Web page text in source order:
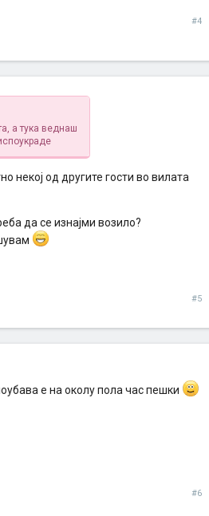
#4
а тука веднаш
некој од другите гости во вилата
да се изнајми возило?
#5
е на околу пола час пешки
#6